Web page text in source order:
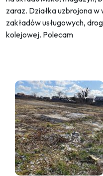
zaraz. Działka uzbrojona
zakładów usługowych,
kolejowej. Polecam